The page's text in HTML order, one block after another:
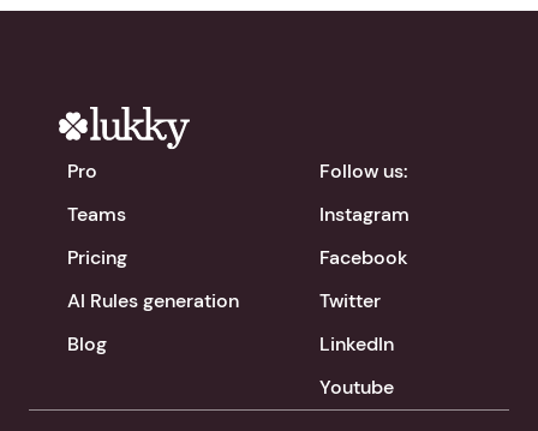
Pro
Teams
Pricing
AI Rules generation
Blog
Follow us:
Instagram
Facebook
Twitter
LinkedIn
Youtube